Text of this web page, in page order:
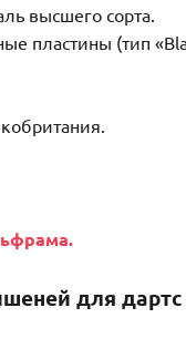
высшего сорта.
пластины (тип
для дартс